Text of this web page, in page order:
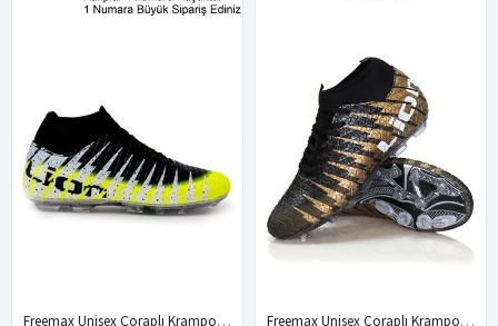
Freemax Unisex Çoraplı Krampon Futbol Ayakkabısı Sarı Siyah Freemax Unisex Çoraplı Krampon Futbol Ayakkabısı Haki Siyah